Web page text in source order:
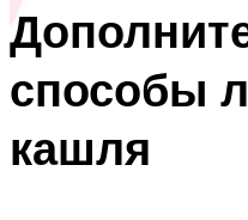
способы
кашля